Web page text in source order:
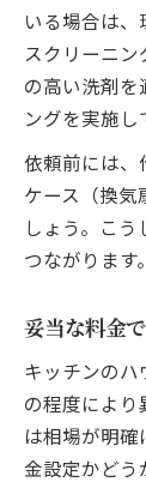
いる場合は
スクリーニ
の高い洗剤を
ングを実施し
依頼前には、
ケース（換気
しょう。こ
つながります。
妥当な料金
キッチンの
の程度によ
は相場が明確
金設定かどう